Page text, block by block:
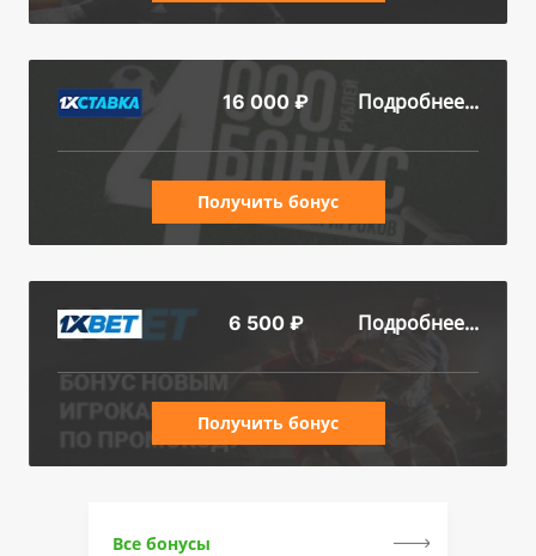
16 000 ₽ Подробнее...
Получить бонус
6 500 ₽ Подробнее...
Получить бонус
Все бонусы